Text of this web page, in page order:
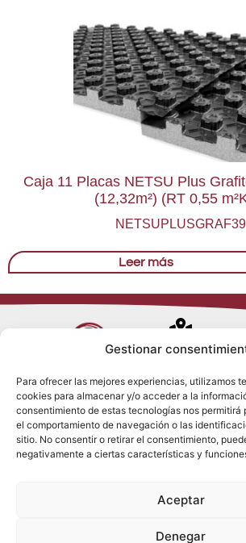
Gestionar
Para ofrecer las mejores experiencias, utilizamos
cookies para almacenar y/o acceder a la
consentimiento de estas tecnologías nos permitirá
el comportamiento de navegación o las
sitio. No consentir o retirar el consentimiento,
negativamente a ciertas características y
Aceptar
Denegar
Caja 11 Placas NETSU Plus
(12,32m²) (RT 0,55
NETSUPLUSGRAF39
Leer más
Avenida de
28017 Madrid
(España)
(+34) 910 917
info@tenki-